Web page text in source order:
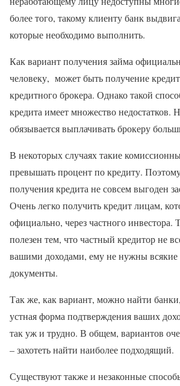
более того, такому клиенту банк
которые необходимо выполнить.
Как вариант получения займа
человеку, может быть получение
кредитного брокера. Однако такой
кредита имеет множество недостатков.
обязывается выплачивать брокеру
В некоторых случаях такие
превышать процент по кредиту.
получения кредита не совсем выгоден
Очень легко получить кредит лицам,
официально, через частного инвестора.
полезен тем, что частный кредитор не
вашими доходами, ему не нужны всякие
документы.
Так же, как вариант, можно найти
устная форма подтверждения ваших
так уж и трудно. В общем, вариантов
– захотеть найти наиболее подходящий.
Существуют также и незаконные